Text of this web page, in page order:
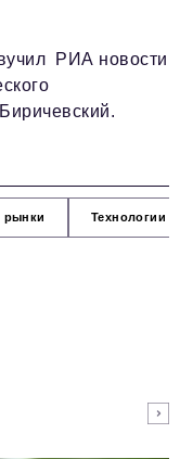
РИА новости
Технологии